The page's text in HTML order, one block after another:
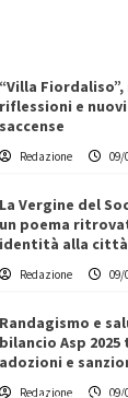
“Villa
riflessioni e
saccense
Redazione 09/
La Vergine del
un poema
identità alla città
Redazione 09/
Randagismo e
bilancio Asp
adozioni e
Redazione 09/